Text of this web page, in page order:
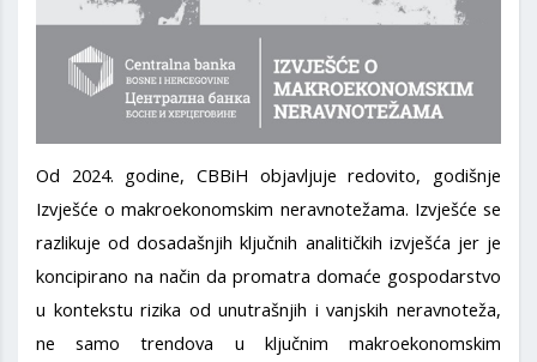
Od 2024. godine, CBBiH objavljuje redovito, godišnje
Izvješće o makroekonomskim neravnotežama. Izvješće se
razlikuje od dosadašnjih ključnih analitičkih izvješća jer je
koncipirano na način da promatra domaće gospodarstvo
u kontekstu rizika od unutrašnjih i vanjskih neravnoteža,
ne samo trendova u ključnim makroekonomskim